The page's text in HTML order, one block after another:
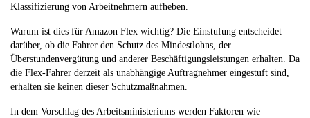
Klassifizierung von Arbeitnehmern aufheben.
Warum ist dies für Amazon Flex wichtig? Die Einstufung entscheidet
darüber, ob die Fahrer den Schutz des Mindestlohns, der
Überstundenvergütung und anderer Beschäftigungsleistungen erhalten. Da
die Flex-Fahrer derzeit als unabhängige Auftragnehmer eingestuft sind,
erhalten sie keinen dieser Schutzmaßnahmen.
In dem Vorschlag des Arbeitsministeriums werden Faktoren wie